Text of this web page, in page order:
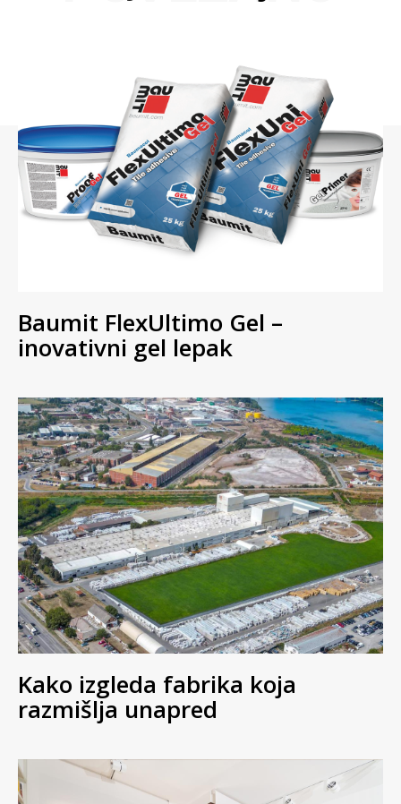
Baumit FlexUltimo Gel –
inovativni gel lepak
Kako izgleda fabrika koja
razmišlja unapred